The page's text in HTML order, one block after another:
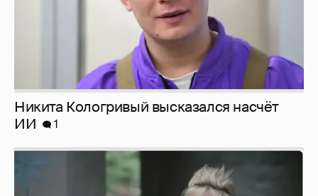
Никита Кологривый высказался насчёт
ИИ
1